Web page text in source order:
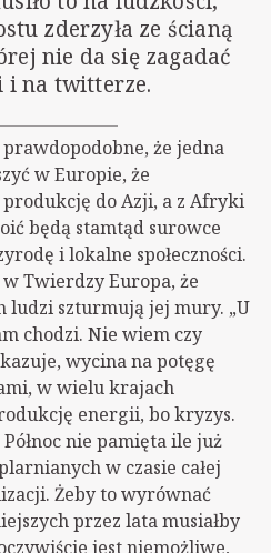
zderzyła ze ścianą
nie da się zagadać
i na twitterze.
że jedna
w Europie, że
do Azji, a z Afryki
będą stamtąd surowce
i lokalne społeczności.
Twierdzy Europa, że
ludzi szturmują jej mury. „U
chodzi. Nie wiem czy
wycina na potęgę
w wielu krajach
energii, bo kryzys.
nie pamięta ile już
w czasie całej
Żeby to wyrównać
przez lata musiałby
jest niemożliwe,